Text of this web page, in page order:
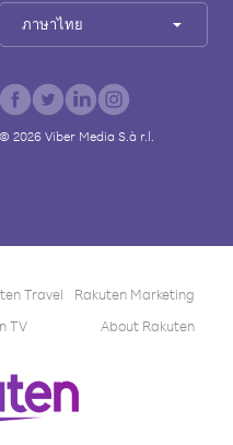
ภาษาไทย
© 2026Viber Media S.à r.l.
Travel
Rakuten Marketing
TV About Rakuten